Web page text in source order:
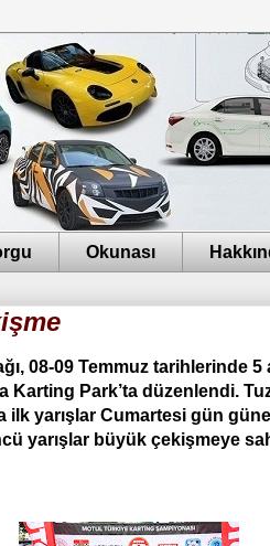
Okunası
08-09 Temmuz tarihlerinde 5
Karting Park’ta düzenlendi.
ilk yarışlar Cumartesi gün
yarışlar büyük çekişmeye